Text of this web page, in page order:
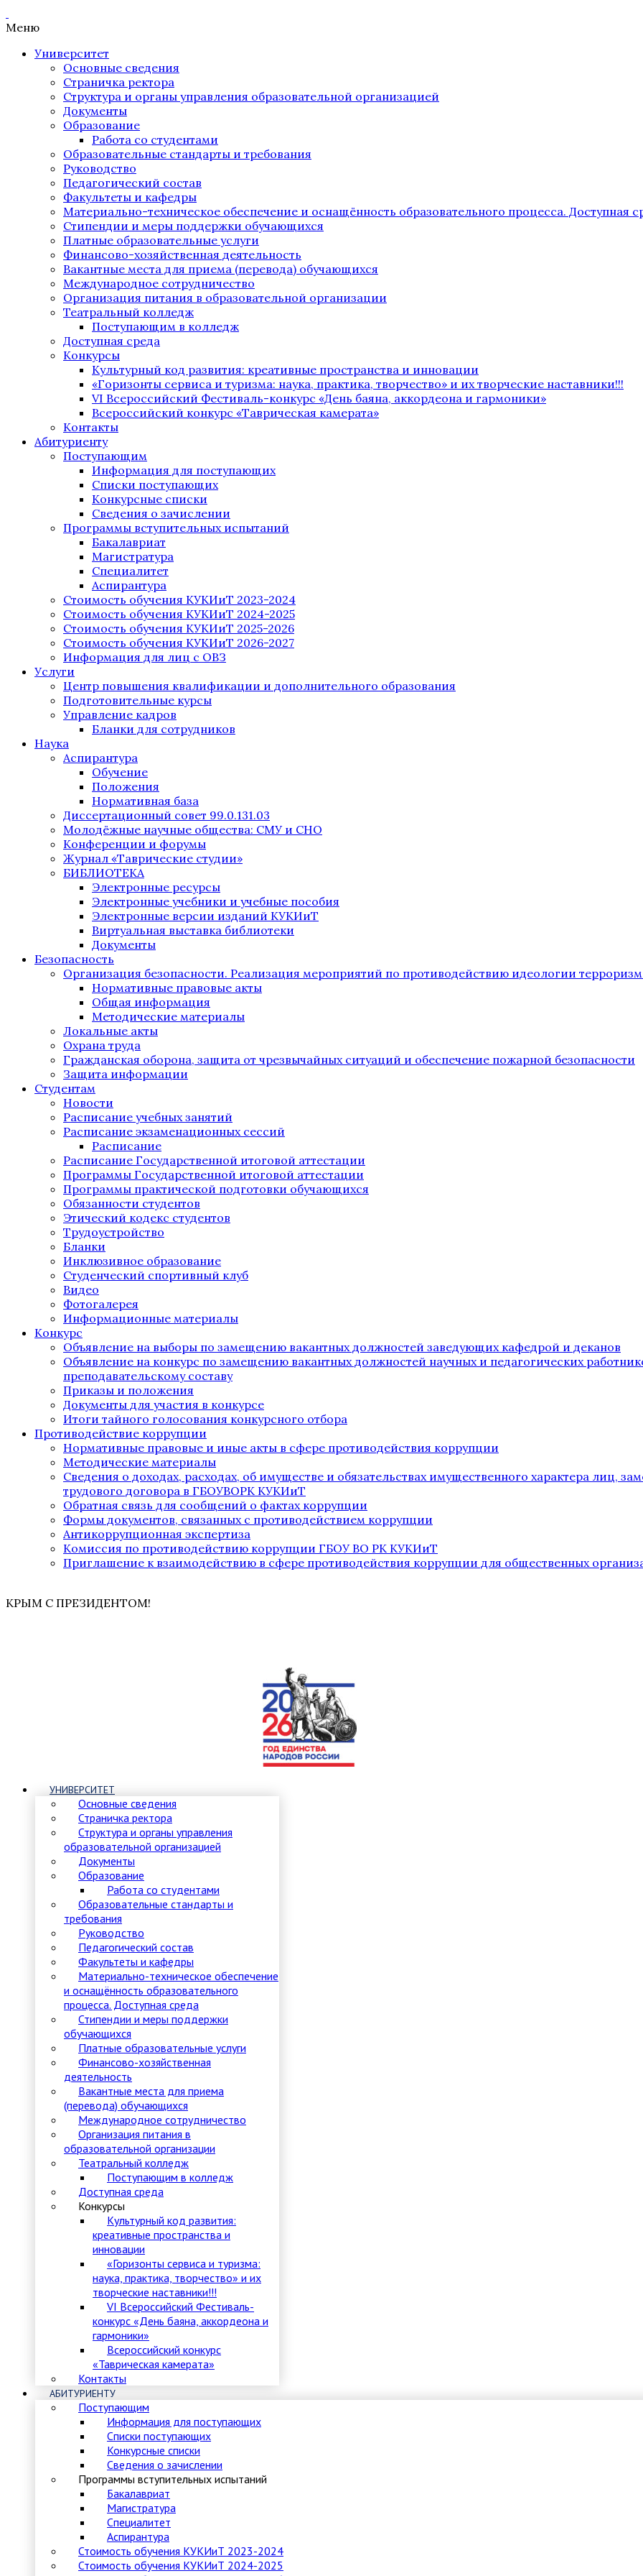
Меню
Университет
Основные сведения
Страничка ректора
Структура и органы управления образовательной организацией
Документы
Образование
Работа со студентами
Образовательные стандарты и требования
Руководство
Педагогический состав
Факультеты и кафедры
Материально-техническое обеспечение и оснащённость образовательного процесса. Доступная
Стипендии и меры поддержки обучающихся
Платные образовательные услуги
Финансово-хозяйственная деятельность
Вакантные места для приема (перевода) обучающихся
Международное сотрудничество
Организация питания в образовательной организации
Театральный колледж
Поступающим в колледж
Доступная среда
Конкурсы
Культурный код развития: креативные пространства и инновации
«Горизонты сервиса и туризма: наука, практика, творчество» и их творческие наставники!!!
VI Всероссийский Фестиваль-конкурс «День баяна, аккордеона и гармоники»
Всероссийский конкурс «Таврическая камерата»
Контакты
Абитуриенту
Поступающим
Информация для поступающих
Списки поступающих
Конкурсные списки
Сведения о зачислении
Программы вступительных испытаний
Бакалавриат
Магистратура
Специалитет
Аспирантура
Стоимость обучения КУКИиТ 2023-2024
Стоимость обучения КУКИиТ 2024-2025
Стоимость обучения КУКИиТ 2025-2026
Стоимость обучения КУКИиТ 2026-2027
Информация для лиц с ОВЗ
Услуги
Центр повышения квалификации и дополнительного образования
Подготовительные курсы
Управление кадров
Бланки для сотрудников
Наука
Аспирантура
Обучение
Положения
Нормативная база
Диссертационный совет 99.0.131.03
Молодёжные научные общества: СМУ и СНО
Конференции и форумы
Журнал «Таврические студии»
БИБЛИОТЕКА
Электронные ресурсы
Электронные учебники и учебные пособия
Электронные версии изданий КУКИиТ
Виртуальная выставка библиотеки
Документы
Безопасность
Организация безопасности. Реализация мероприятий по противодействию идеологии
Нормативные правовые акты
Общая информация
Методические материалы
Локальные акты
Охрана труда
Гражданская оборона, защита от чрезвычайных ситуаций и обеспечение пожарной безопасности
Защита информации
Студентам
Новости
Расписание учебных занятий
Расписание экзаменационных сессий
Расписание
Расписание Государственной итоговой аттестации
Программы Государственной итоговой аттестации
Программы практической подготовки обучающихся
Обязанности студентов
Этический кодекс студентов
Трудоустройство
Бланки
Инклюзивное образование
Студенческий спортивный клуб
Видео
Фотогалерея
Информационные материалы
Конкурс
Объявление на выборы по замещению вакантных должностей заведующих кафедрой и деканов
Объявление на конкурс по замещению вакантных должностей научных и педагогических
преподавательскому составу
Приказы и положения
Документы для участия в конкурсе
Итоги тайного голосования конкурсного отбора
Противодействие коррупции
Нормативные правовые и иные акты в сфере противодействия коррупции
Методические материалы
Сведения о доходах, расходах, об имуществе и обязательствах имущественного характера лиц,
трудового договора в ГБОУВОРК КУКИиТ
Обратная связь для сообщений о фактах коррупции
Формы документов, связанных с противодействием коррупции
Антикоррупционная экспертиза
Комиссия по противодействию коррупции ГБОУ ВО РК КУКИиТ
Приглашение к взаимодействию в сфере противодействия коррупции для общественных
КРЫМ С ПРЕЗИДЕНТОМ!
УНИВЕРСИТЕТ
Основные сведения
Страничка ректора
Структура и органы управления
образовательной организацией
Документы
Образование
Работа со студентами
Образовательные стандарты и
требования
Руководство
Педагогический состав
Факультеты и кафедры
Материально-техническое обеспечение
и оснащённость образовательного
процесса. Доступная среда
Стипендии и меры поддержки
обучающихся
Платные образовательные услуги
Финансово-хозяйственная
деятельность
Вакантные места для приема
(перевода) обучающихся
Международное сотрудничество
Организация питания в
образовательной организации
Театральный колледж
Поступающим в колледж
Доступная среда
Конкурсы
Культурный код развития:
креативные пространства и
инновации
«Горизонты сервиса и туризма:
наука, практика, творчество» и их
творческие наставники!!!
VI Всероссийский Фестиваль-
конкурс «День баяна, аккордеона и
гармоники»
Всероссийский конкурс
«Таврическая камерата»
Контакты
АБИТУРИЕНТУ
Поступающим
Информация для поступающих
Списки поступающих
Конкурсные списки
Сведения о зачислении
Программы вступительных испытаний
Бакалавриат
Магистратура
Специалитет
Аспирантура
Стоимость обучения КУКИиТ 2023-2024
Стоимость обучения КУКИиТ 2024-2025